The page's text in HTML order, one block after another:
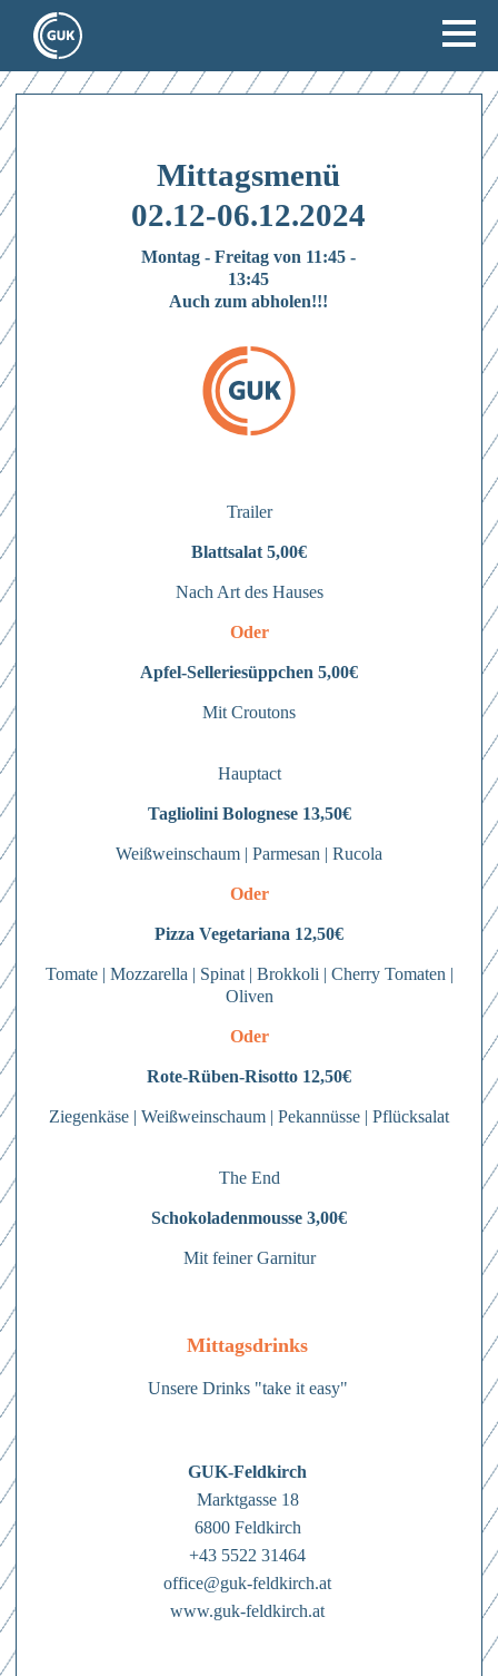
Mittagsmenü
02.12-06.12.2024
Montag - Freitag von 11:45 -
13:45
Auch zum abholen!!!
Trailer
Blattsalat 5,00€
Nach Art des Hauses
Oder
Apfel-Selleriesüppchen 5,00€
Mit Croutons
Hauptact
Tagliolini Bolognese 13,50€
Weißweinschaum | Parmesan | Rucola
Oder
Pizza Vegetariana 12,50€
Tomate | Mozzarella | Spinat | Brokkoli | Cherry Tomaten |
Oliven
Oder
Rote-Rüben-Risotto 12,50€
Ziegenkäse | Weißweinschaum | Pekannüsse | Pflücksalat
The End
Schokoladenmousse 3,00€
Mit feiner Garnitur
Mittagsdrinks
Unsere Drinks "take it easy"
GUK-Feldkirch
Marktgasse 18
6800 Feldkirch
+43 5522 31464
office@guk-feldkirch.at
www.guk-feldkirch.at
Datenschutzbestimmungen
Hierher ziehen & fallen lassen
Dateien auswählen
Abschicken
Mit dem Absenden des Formulars erkläre ich mich einverstanden mit
Datenschutzbestimmungen
Mit dem Absenden des Formulars erkläre ich mich einverstanden mit
Datenschutzbestimmungen
Mit dem Absenden des Formulars erkläre ich mich einverstanden mit